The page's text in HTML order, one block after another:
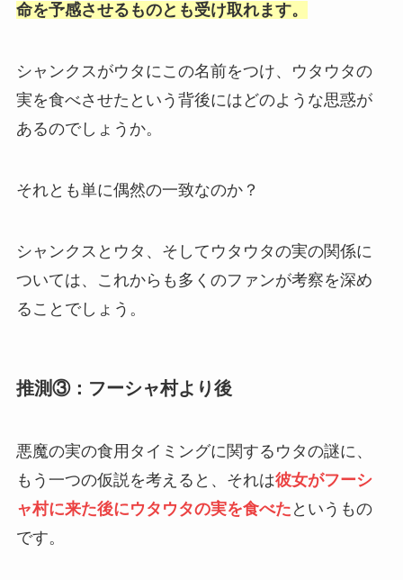
命を予感させるものとも受け取れます。
シャンクスがウタにこの名前をつけ、ウタウタの
実を食べさせたという背後にはどのような思惑が
あるのでしょうか。
それとも単に偶然の一致なのか？
シャンクスとウタ、そしてウタウタの実の関係に
ついては、これからも多くのファンが考察を深め
ることでしょう。
推測③：フーシャ村より後
悪魔の実の食用タイミングに関するウタの謎に、
もう一つの仮説を考えると、それは彼女がフーシ
ャ村に来た後にウタウタの実を食べた というもの
です。